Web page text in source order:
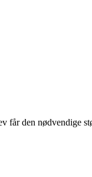
får den nødvendige